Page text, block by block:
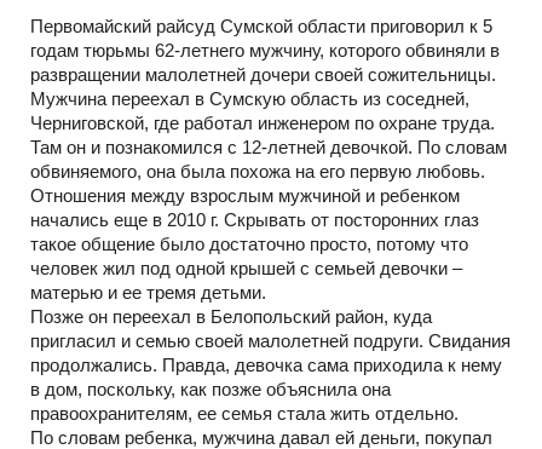
Первомайский райсуд Сумской области приговорил к 5
годам тюрьмы 62-летнего мужчину, которого обвиняли в
развращении малолетней дочери своей сожительницы.
Мужчина переехал в Сумскую область из соседней,
Черниговской, где работал инженером по охране труда.
Там он и познакомился с 12-летней девочкой. По словам
обвиняемого, она была похожа на его первую любовь.
Отношения между взрослым мужчиной и ребенком
начались еще в 2010 г. Скрывать от посторонних глаз
такое общение было достаточно просто, потому что
человек жил под одной крышей с семьей девочки –
матерью и ее тремя детьми.
Позже он переехал в Белопольский район, куда
пригласил и семью своей малолетней подруги. Свидания
продолжались. Правда, девочка сама приходила к нему
в дом, поскольку, как позже объяснила она
правоохранителям, ее семья стала жить отдельно.
По словам ребенка, мужчина давал ей деньги, покупал